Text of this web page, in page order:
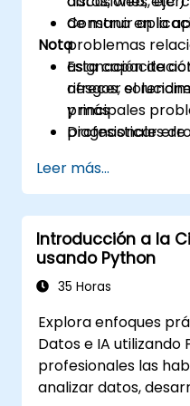
Construir
problemas
asignación de
riesgos, el
y más
Diagnosticar
en Python
de mano en la
Nota
Esta
ofrecer
principales
profesionales de
en algún tema,
particular, no
coordinarlo.
Leer más...
Introducción a la
usando Python
35 Horas
Explora enfoques
Datos e IA utilizando
profesionales las
analizar datos,